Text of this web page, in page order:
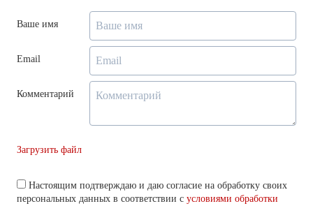
Ваше имя
Email
Комментарий
Загрузить файл
Настоящим подтверждаю и даю согласие на обработку своих
персональных данных в соответствии с условиями обработки